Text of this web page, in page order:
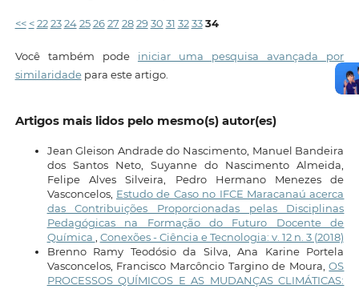
<< < 22 23 24 25 26 27 28 29 30 31 32 33 34
Você também pode iniciar uma pesquisa avançada por
similaridadepara este artigo.
Artigos mais lidos pelo mesmo(s) autor(es)
Jean Gleison Andrade do Nascimento, Manuel Bandeira
dos Santos Neto, Suyanne do Nascimento Almeida,
Felipe Alves Silveira, Pedro Hermano Menezes de
Vasconcelos, Estudo de Caso no IFCE Maracanaú acerca
das Contribuições Proporcionadas pelas Disciplinas
Pedagógicas na Formação do Futuro Docente de
Química
Conexões - Ciência e Tecnologia: v. 12 n. 3 (2018)
Brenno Ramy Teodósio da Silva, Ana Karine Portela
Vasconcelos, Francisco Marcôncio Targino de Moura,OS
PROCESSOS QUÍMICOS E AS MUDANÇAS CLIMÁTICAS: